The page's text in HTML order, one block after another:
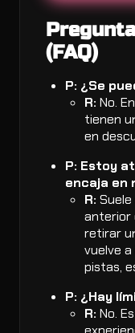
(FAQ)
P: ¿Se
R: No.
tienen
en
P: Estoy
encaja en
R:
anterior
retirar
vuelve
pistas,
P: ¿Hay
R: No.